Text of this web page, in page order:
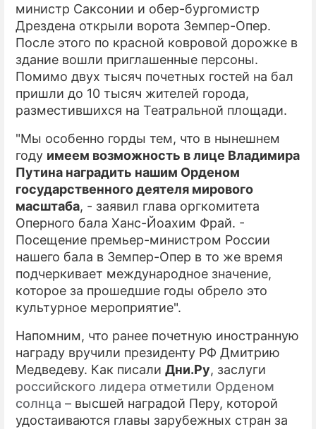
министр Саксонии и обер-бургомистр
Дрездена открыли ворота Земпер-Опер.
После этого по красной ковровой дорожке в
здание вошли приглашенные персоны.
Помимо двух тысяч почетных гостей на бал
пришли до 10 тысяч жителей города,
разместившихся на Театральной площади.
"Мы особенно горды тем, что в нынешнем
году имеем возможность в лице Владимира
Путина наградить нашим Орденом
государственного деятеля мирового
масштаба, - заявил глава оргкомитета
Оперного бала Ханс-Йоахим Фрай. -
Посещение премьер-министром России
нашего бала в Земпер-Опер в то же время
подчеркивает международное значение,
которое за прошедшие годы обрело это
культурное мероприятие".
Напомним, что ранее почетную иностранную
награду вручили президенту РФ Дмитрию
Медведеву. Как писали Дни.Ру, заслуги
российского лидера отметили Орденом
солнца – высшей наградой Перу, которой
удостаиваются главы зарубежных стран за